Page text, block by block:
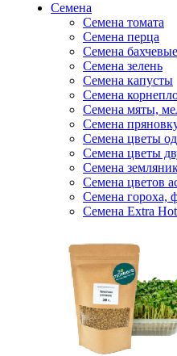
Семена
Семена томата
Семена перца
Семена бахчевые
Семена зелень
Семена капусты
Семена
Семена мяты,
Семена
Семена цветы
Семена цветы
Семена
Семена цветов
Семена гороха,
Семена Extra